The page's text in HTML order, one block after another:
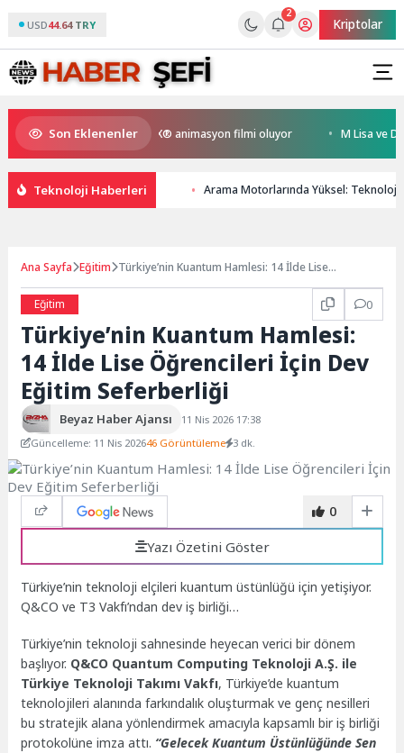
USD44.64 TRY
2
Kriptolar
Son Eklenenler
Kral Türkiye’nin ilk IMAX® animasyon filmi oluyor M Lisa ve
Teknoloji Haberleri Arama Motorlarında Yüksel:
Ana Sayfa Eğitim Türkiye’nin Kuantum Hamlesi: 14 İlde Lise
Eğitim
0
Türkiye’nin Kuantum Hamlesi:
14 İlde Lise Öğrencileri İçin Dev
Eğitim Seferberliği
Beyaz Haber Ajansı
11 Nis 2026 17:38
Güncelleme: 11 Nis 202646 Görüntüleme 3 dk.
0
Yazı Özetini Göster
Türkiye’nin teknoloji elçileri kuantum üstünlüğü için yetişiyor.
Q&CO ve T3 Vakfı’ndan dev iş birliği…
Türkiye’nin teknoloji sahnesinde heyecan verici bir dönem
başlıyor. Q&CO Quantum Computing Teknoloji A.Ş. ile
Türkiye Teknoloji Takımı Vakfı, Türkiye’de kuantum
teknolojileri alanında farkındalık oluşturmak ve genç nesilleri
bu stratejik alana yönlendirmek amacıyla kapsamlı bir iş birliği
protokolüne imza attı. “Gelecek Kuantum Üstünlüğünde Sen